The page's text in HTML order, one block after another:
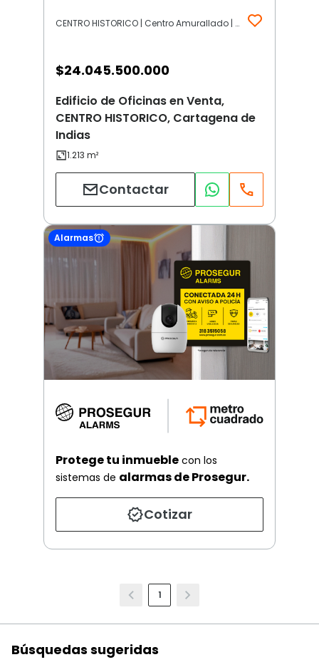
CENTRO HISTORICO | Centro Amurallado | Cartagena de Indias
$24.045.500.000
Edificio de Oficinas en Venta,
CENTRO HISTORICO, Cartagena de
Indias
Contactar
Alarmas
Protege tu inmueble con los
sistemas de alarmas de Prosegur.
Cotizar
1